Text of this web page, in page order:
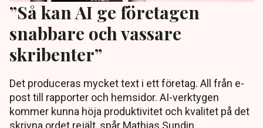
”Så kan AI ge företagen
snabbare och vassare
skribenter”
Det produceras mycket text i ett företag. All från e-
post till rapporter och hemsidor. AI-verktygen
kommer kunna höja produktivitet och kvalitet på det